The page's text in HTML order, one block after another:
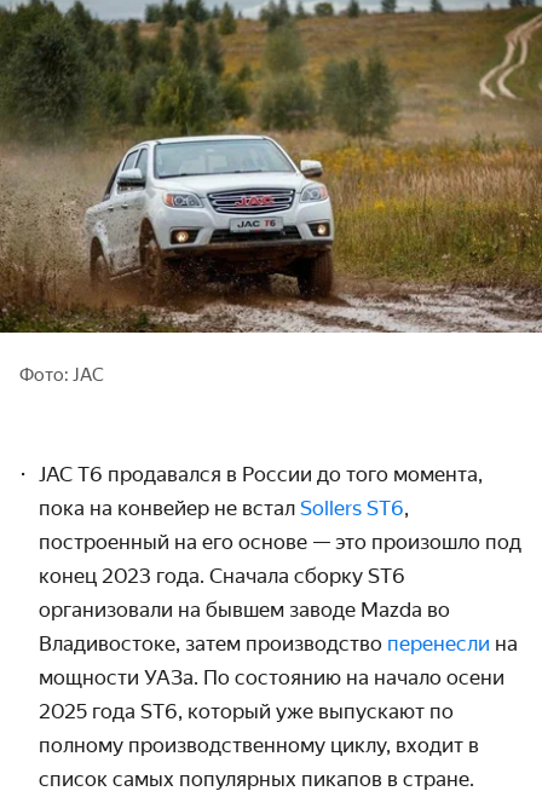
Фото: JAC
JAC T6 продавался в России до того момента,
пока на конвейер не встал Sollers ST6,
построенный на его основе — это произошло под
конец 2023 года. Сначала сборку ST6
организовали на бывшем заводе Mazda во
Владивостоке, затем производство перенесли на
мощности УАЗа. По состоянию на начало осени
2025 года ST6, который уже выпускают по
полному производственному циклу, входит в
список самых популярных пикапов в стране.